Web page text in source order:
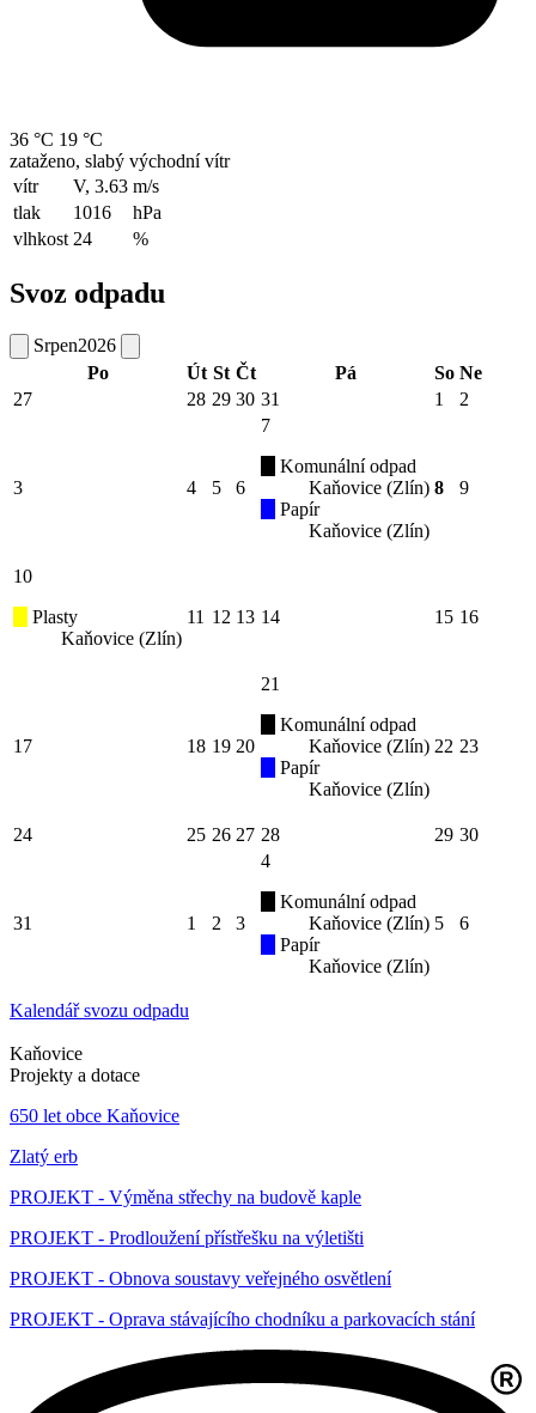
36 °C 19 °C
zataženo, slabý východní vítr
vítr
V, 3.63 m/s
tlak
1016
hPa
vlhkost 24 %
Svoz odpadu
Srpen2026
Po
Út St Čt Pá So Ne
27
28 29 30 31 1 2
3 4 5 6
7
Komunální odpad
Kaňovice (Zlín)
Papír
Kaňovice (Zlín)
8 9
10
Plasty
Kaňovice (Zlín)
11 12 13 14 15 16
17 18 19 20
21
Komunální odpad
Kaňovice (Zlín)
Papír
Kaňovice (Zlín)
22 23
24 25 26 27 28 29 30
31 1 2 3
4
Komunální odpad
Kaňovice (Zlín)
Papír
Kaňovice (Zlín)
5 6
Kalendář svozu odpadu
Kaňovice
Projekty a dotace
650 let obce Kaňovice
Zlatý erb
PROJEKT - Výměna střechy na budově kaple
PROJEKT - Prodloužení přístřešku na výletišti
PROJEKT - Obnova soustavy veřejného osvětlení
PROJEKT - Oprava stávajícího chodníku a parkovacích stání